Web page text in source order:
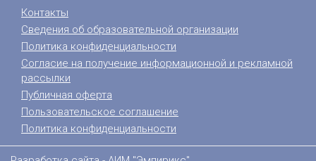
Контакты
Сведения об образовательной организации
Политика конфиденциальности
Согласие на получение информационной и рекламной
рассылки
Публичная оферта
Пользовательское соглашение
Политика конфиденциальности